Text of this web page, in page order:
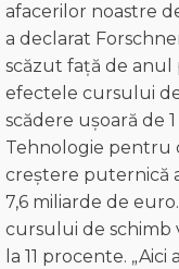
afacerilor noastre
a declarat
scăzut față de
efectele cursului
scădere ușoară de
Tehnologie pentru
creștere puternică
7,6 miliarde de
cursului de schimb
la 11 procente.